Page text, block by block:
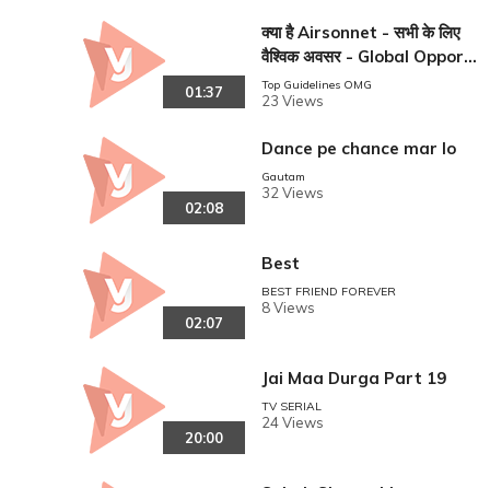
01:37
क्या है Airsonnet - सभी के लिए
वैश्विक अवसर - Global Opportu
nity For All
Top Guidelines OMG
23 Views
02:08
Dance pe chance mar lo
Gautam
32 Views
02:07
Best
BEST FRIEND FOREVER
8 Views
20:00
Jai Maa Durga Part 19
TV SERIAL
24 Views